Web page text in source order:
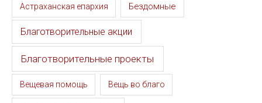
Астраханская епархия Бездомные
Благотворительные акции
Благотворительные проекты
Вещевая помощь Вещь во благо